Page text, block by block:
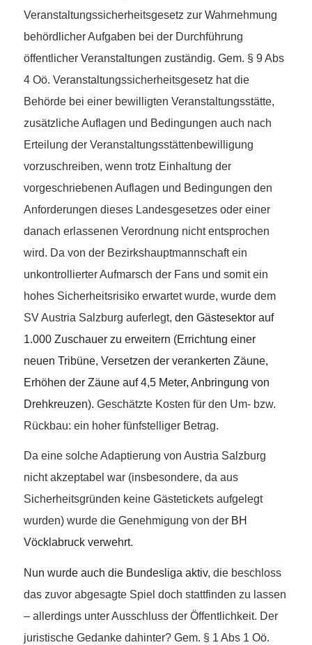
Veranstaltungssicherheitsgesetz zur Wahrnehmung
behördlicher Aufgaben bei der Durchführung
öffentlicher Veranstaltungen zuständig. Gem. § 9 Abs
4 Oö. Veranstaltungssicherheitsgesetz hat die
Behörde bei einer bewilligten Veranstaltungsstätte,
zusätzliche Auflagen und Bedingungen auch nach
Erteilung der Veranstaltungsstättenbewilligung
vorzuschreiben, wenn trotz Einhaltung der
vorgeschriebenen Auflagen und Bedingungen den
Anforderungen dieses Landesgesetzes oder einer
danach erlassenen Verordnung nicht entsprochen
wird. Da von der Bezirkshauptmannschaft ein
unkontrollierter Aufmarsch der Fans und somit ein
hohes Sicherheitsrisiko erwartet wurde, wurde dem
SV Austria Salzburg auferlegt, den Gästesektor auf
1.000 Zuschauer zu erweitern (Errichtung einer
neuen Tribüne, Versetzen der verankerten Zäune,
Erhöhen der Zäune auf 4,5 Meter, Anbringung von
Drehkreuzen). Geschätzte Kosten für den Um- bzw.
Rückbau: ein hoher fünfstelliger Betrag.
Da eine solche Adaptierung von Austria Salzburg
nicht akzeptabel war (insbesondere, da aus
Sicherheitsgründen keine Gästetickets aufgelegt
wurden) wurde die Genehmigung von der BH
Vöcklabruck verwehrt.
Nun wurde auch die Bundesliga aktiv, die beschloss
das zuvor abgesagte Spiel doch stattfinden zu lassen
– allerdings unter Ausschluss der Öffentlichkeit. Der
juristische Gedanke dahinter? Gem. § 1 Abs 1 Oö.